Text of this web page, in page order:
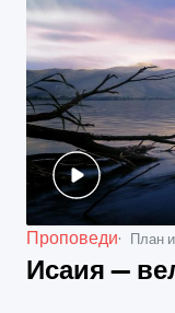
Проповеди План
Исаия —